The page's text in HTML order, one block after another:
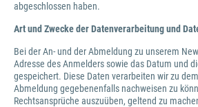
abgeschlossen haben.
Art und Zwecke der Datenverarbeitung und
Bei der An- und der Abmeldung zu unserem
Adresse des Anmelders sowie das Datum und
gespeichert. Diese Daten verarbeiten wir zu
Abmeldung gegebenenfalls nachweisen zu
Rechtsansprüche auszuüben, geltend zu